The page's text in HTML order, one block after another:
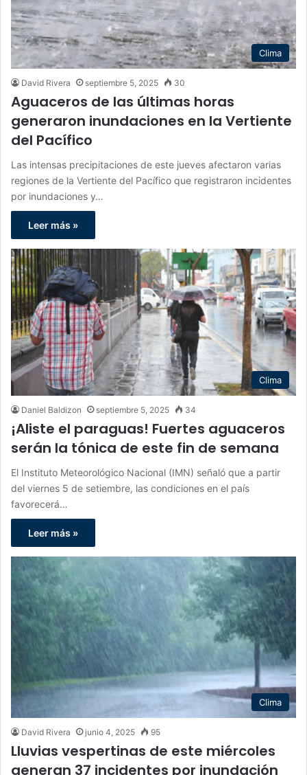
Clima
David Rivera septiembre 5, 2025 30
Aguaceros de las últimas horas
generaron inundaciones en la Vertiente
del Pacífico
Las intensas precipitaciones de este jueves afectaron varias
regiones de la Vertiente del Pacífico que registraron incidentes
por inundaciones y…
Leer más »
Clima
Daniel Baldizon septiembre 5, 2025 34
¡Aliste el paraguas! Fuertes aguaceros
serán la tónica de este fin de semana
El Instituto Meteorológico Nacional (IMN) señaló que a partir
del viernes 5 de setiembre, las condiciones en el país
favorecerá…
Leer más »
Clima
David Rivera junio 4, 2025 95
Lluvias vespertinas de este miércoles
generan 37 incidentes por inundación